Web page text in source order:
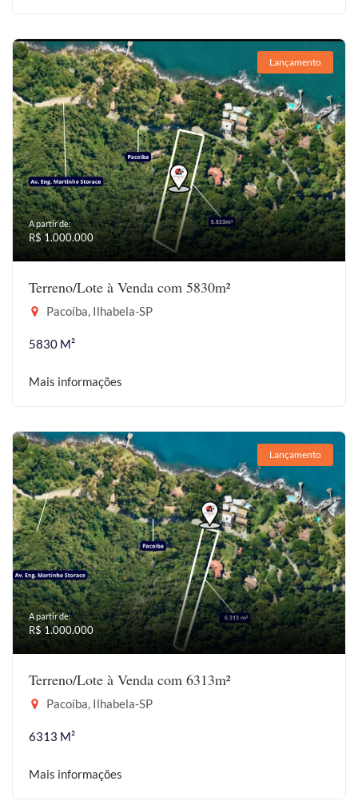
Lançamento
A partir de:
R$ 1.000.000
Terreno/Lote à Venda com 5830m²
Pacoíba, Ilhabela-SP
5830 M²
Mais informações
Lançamento
A partir de:
R$ 1.000.000
Terreno/Lote à Venda com 6313m²
Pacoíba, Ilhabela-SP
6313 M²
Mais informações